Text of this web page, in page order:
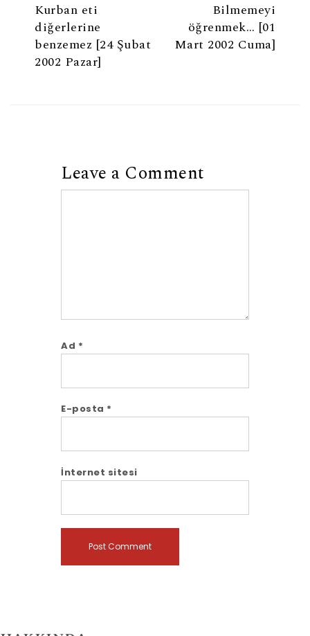
Kurban eti
diğerlerine
benzemez [24 Şubat
2002 Pazar]
Bilmemeyi
öğrenmek… [01
Mart 2002 Cuma]
Leave a Comment
Ad *
E-posta *
İnternet sitesi